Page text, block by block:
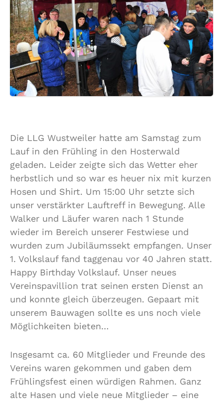
Die LLG Wustweiler hatte am Samstag zum
Lauf in den Frühling in den Hosterwald
geladen. Leider zeigte sich das Wetter eher
herbstlich und so war es heuer nix mit kurzen
Hosen und Shirt. Um 15:00 Uhr setzte sich
unser verstärkter Lauftreff in Bewegung. Alle
Walker und Läufer waren nach 1 Stunde
wieder im Bereich unserer Festwiese und
wurden zum Jubiläumssekt empfangen. Unser
1. Volkslauf fand taggenau vor 40 Jahren statt.
Happy Birthday Volkslauf. Unser neues
Vereinspavillion trat seinen ersten Dienst an
und konnte gleich überzeugen. Gepaart mit
unserem Bauwagen sollte es uns noch viele
Möglichkeiten bieten…
Insgesamt ca. 60 Mitglieder und Freunde des
Vereins waren gekommen und gaben dem
Frühlingsfest einen würdigen Rahmen. Ganz
alte Hasen und viele neue Mitglieder – eine